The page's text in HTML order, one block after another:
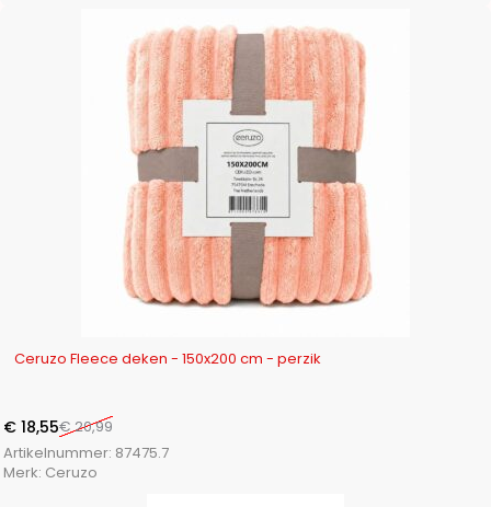
Ceruzo Fleece deken - 150x200 cm - perzik
€20,99
€ 18,55
Artikelnummer: 87475.7
Merk: Ceruzo